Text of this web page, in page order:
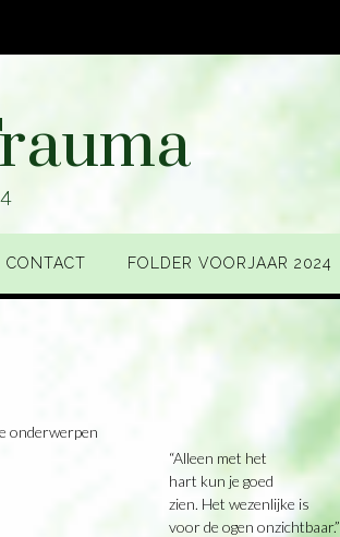
CONTACT FOLDER VOORJAAR 2024
onderwerpen
“Alleen met het
hart kun je goed
zien. Het wezenlijke is
voor de ogen onzichtbaar.”